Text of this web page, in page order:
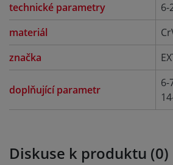
technické parametry
6-
materiál
značka
doplňující parametr
6-
Diskuse k produktu (0)